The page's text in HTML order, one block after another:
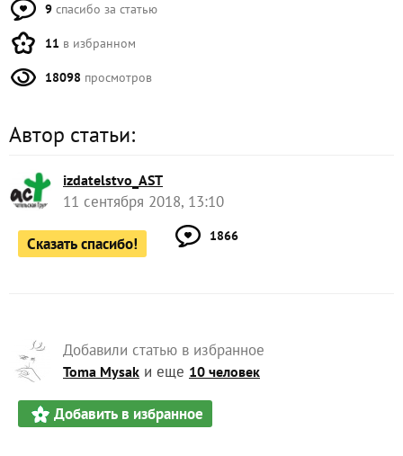
9 спасибо за статью
11 в избранном
18098 просмотров
Автор статьи:
izdatelstvo_AST
11 сентября 2018, 13:10
Сказать спасибо! 1866
Добавили статью в избранное
Toma Mysak и еще 10 человек
Добавить в избранное